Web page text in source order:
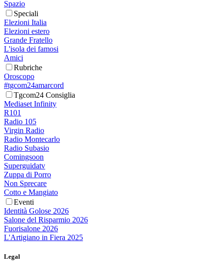
Spazio
Speciali
Elezioni Italia
Elezioni estero
Grande Fratello
L'isola dei famosi
Amici
Rubriche
Oroscopo
#tgcom24amarcord
Tgcom24 Consiglia
Mediaset Infinity
R101
Radio 105
Virgin Radio
Radio Montecarlo
Radio Subasio
Comingsoon
Superguidatv
Zuppa di Porro
Non Sprecare
Cotto e Mangiato
Eventi
Identità Golose 2026
Salone del Risparmio 2026
Fuorisalone 2026
L'Artigiano in Fiera 2025
Legal